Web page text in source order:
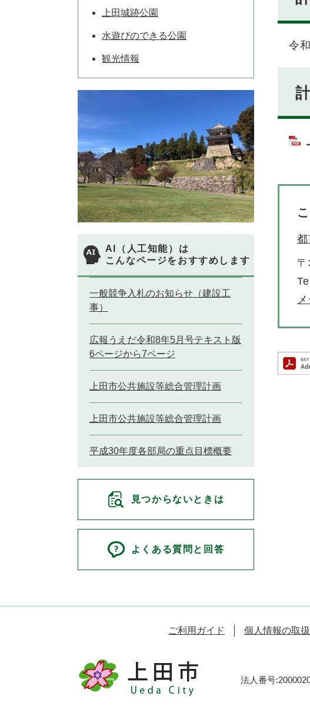
令和
上田城跡公園
水遊びのできる公園
観光情報
AI（人工知能）は
こんなページをおすすめします
一般競争入札のお知らせ（建設工
事）
広報うえだ令和8年5月号テキスト版
6ページから7ページ
上田市公共施設等総合管理計画
上田市公共施設等総合管理計画
平成30年度各部局の重点目標概要
見つからないときは
よくある質問と回答
ご利用ガイド 個人情報の取
法人番号